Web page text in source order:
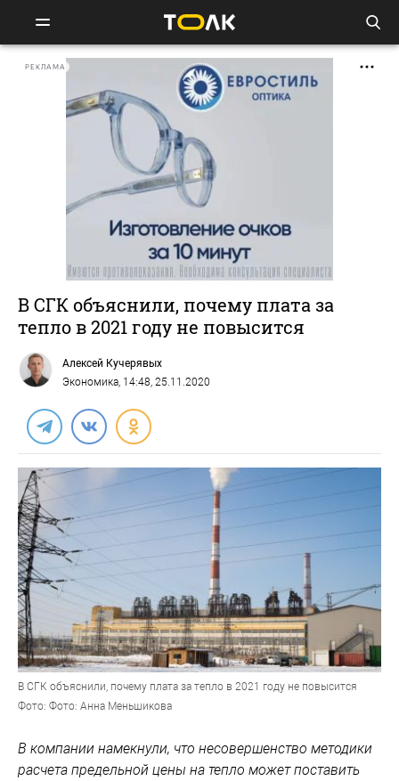
РЕКЛАМА
В СГК объяснили, почему плата за
тепло в 2021 году не повысится
Алексей Кучерявых
Экономика, 14:48, 25.11.2020
В СГК объяснили, почему плата за тепло в 2021 году не повысится
Фото: Фото: Анна Меньшикова
В компании намекнули, что несовершенство методики
расчета предельной цены на тепло может поставить